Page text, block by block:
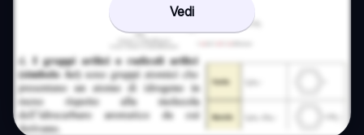
Vedi